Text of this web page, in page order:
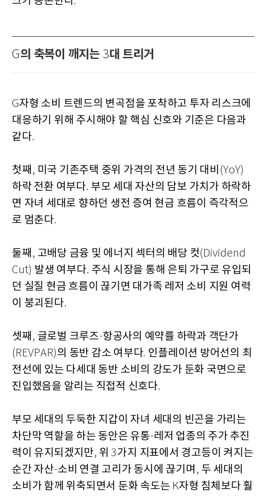
G의 축복이 깨지는 3대 트리거
G자형 소비 트렌드의 변곡점을 포착하고 투자 리스크에
대응하기 위해 주시해야 할 핵심 신호와 기준은 다음과
같다.
첫째 , 미국 기존주택 중위 가격의 전년 동기 대비 (YoY)
하락 전환 여부다. 부모 세대 자산의 담보 가치가 하락하
면 자녀 세대로 향하던 생전 증여 현금 흐름이 즉각적으
로 멈춘다.
둘째 , 고배당 금융 및 에너지 섹터의 배당 컷(Dividend
Cut) 발생 여부다. 주식 시장을 통해 은퇴 가구로 유입되
던 실질 현금 흐름이 끊기면 대가족 레저 소비 지원 여력
이 붕괴된다.
셋째 , 글로벌 크루즈·항공사의 예약률 하락과 객단가
(REVPAR)의 동반 감소 여부다. 인플레이션 방어선의 최
전선에 있는 다세대 동반 소비의 강도가 둔화 국면으로
진입했음을 알리는 직접적 신호다.
부모 세대의 두둑한 지갑이 자녀 세대의 빈곤을 가리는
차단막 역할을 하는 동안은 유통·레저 업종의 주가 추진
력이 유지되겠지만, 위3가지 지표에서 경고등이 켜지는
순간 자산-소비 연결 고리가 동시에 끊기며 , 두 세대의
소비가 함께 위축되면서 둔화 속도는 K자형 침체보다 훨